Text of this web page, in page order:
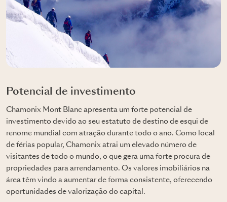
Potencial de investimento
Chamonix Mont Blanc apresenta um forte potencial de
investimento devido ao seu estatuto de destino de esqui de
renome mundial com atração durante todo o ano. Como local
de férias popular, Chamonix atrai um elevado número de
visitantes de todo o mundo, o que gera uma forte procura de
propriedades para arrendamento. Os valores imobiliários na
área têm vindo a aumentar de forma consistente, oferecendo
oportunidades de valorização do capital.